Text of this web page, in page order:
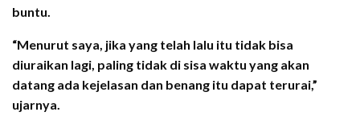
buntu.
“Menurut saya, jika yang telah lalu itu tidak bisa
diuraikan lagi, paling tidak di sisa waktu yang akan
datang ada kejelasan dan benang itu dapat terurai,”
ujarnya.